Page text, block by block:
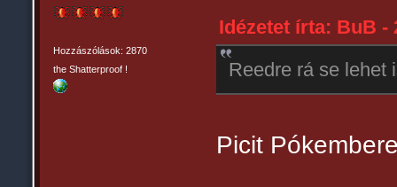
Hozzászólások: 2870
the Shatterproof !
Idézetet írta: BuB -
Reedre rá se lehet
Picit